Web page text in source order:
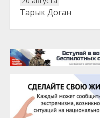
Тарык Доган
22 августа
25 августа
Сэсэгма Бубеева
28 августа
Чингиз Мустафаев
29 августа